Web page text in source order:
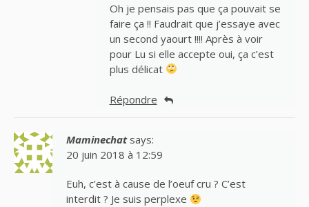
Oh je pensais pas que ça pouvait se
faire ça !! Faudrait que j’essaye avec
un second yaourt !!!! Après à voir
pour Lu si elle accepte oui, ça c’est
plus délicat
Répondre
Maminechat says:
20 juin 2018 à 12:59
Euh, c’est à cause de l’oeuf cru ? C’est
interdit ? Je suis perplexe